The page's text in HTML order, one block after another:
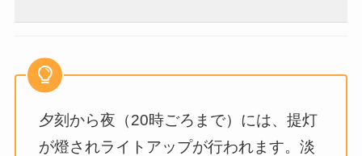
夕刻から夜（20時ごろまで）には、提灯
が燈されライトアップが行われます。淡